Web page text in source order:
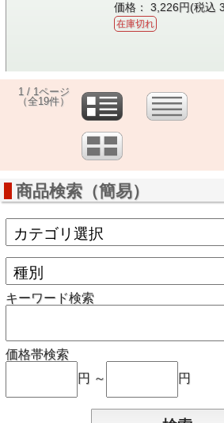
価格： 3,226円(税込
在庫切れ
1 / 1ページ
（全19件）
商品検索（簡易）
キーワード検索
価格帯検索
円 ～
円